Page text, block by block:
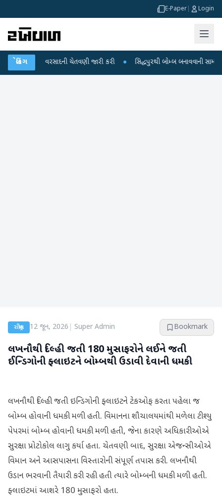
E-Paper Login
બ્રેકિંગ
ભારે વરસાદની ચેતવણી જારી કરી ● સિદ્ધપુરથી બોમ્બ બનાવવાની સામગ્રી
રાષ્ટ્રીય 12 જૂન, 2026 Super Admin Bookmark
લખનૌથી દિલ્હી જતી 180 મુસાફરોને લઈને જતી
ઈન્ડિગોની ફ્લાઇટને બોમ્બથી ઉડાવી દેવાની ધમકી
લખનૌથી દિલ્હી જતી ઇન્ડિગોની ફ્લાઇટને ટેકઓફ કરતા પહેલા જ
બોમ્બ હોવાની ધમકી મળી હતી. વિમાનના શૌચાલયમાંથી મળેલા ટીશ્યુ
પેપરમાં બોમ્બ હોવાની ધમકી મળી હતી, જેના કારણે અધિકારીઓએ
સુરક્ષા પ્રોટોકોલ લાગુ કર્યા હતા. ચેતવણી બાદ, સુરક્ષા એજન્સીઓએ
વિમાન અને આસપાસના વિસ્તારોની સંપૂર્ણ તપાસ કરી. લખનૌથી
ઉડાન ભરવાની તૈયારી કરી રહી હતી ત્યારે બોમ્બની ધમકી મળી હતી.
ફ્લાઇટમાં આશરે 180 મુસાફરો હતા.